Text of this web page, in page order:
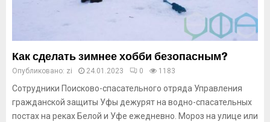
Как сделать зимнее хобби безопасным?
Опубликовано: zi 24.01.2023 0 1183
Сотрудники Поисково-спасательного отряда Управления
гражданской защиты Уфы дежурят на водно-спасательных
постах на реках Белой и Уфе ежедневно. Мороз на улице или